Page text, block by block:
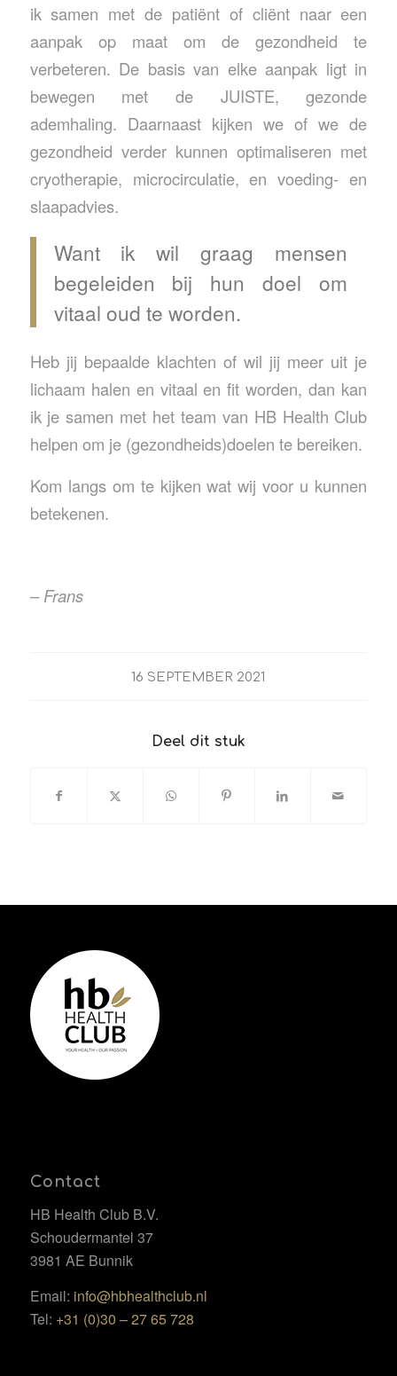
ik samen met de patiënt of cliënt naar een
aanpak op maat om de gezondheid te
verbeteren. De basis van elke aanpak ligt in
bewegen met de JUISTE, gezonde
ademhaling. Daarnaast kijken we of we de
gezondheid verder kunnen optimaliseren met
cryotherapie, microcirculatie, en voeding- en
slaapadvies.
Want ik wil graag mensen
begeleiden bij hun doel om
vitaal oud te worden.
Heb jij bepaalde klachten of wil jij meer uit je
lichaam halen en vitaal en fit worden, dan kan
ik je samen met het team van HB Health Club
helpen om je (gezondheids)doelen te bereiken.
Kom langs om te kijken wat wij voor u kunnen
betekenen.
– Frans
16 SEPTEMBER 2021
Deel dit stuk
Contact
HB Health Club B.V.
Schoudermantel 37
3981 AE Bunnik
Email: info@hbhealthclub.nl
Tel: +31 (0)30 – 27 65 728